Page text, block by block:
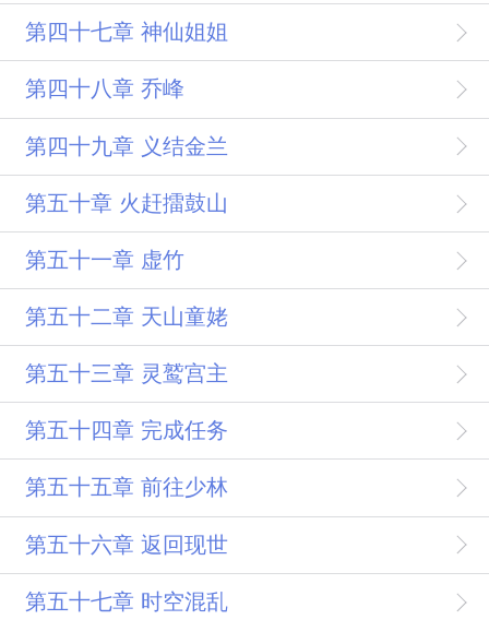
第四十七章 神仙姐姐
第四十八章 乔峰
第四十九章 义结金兰
第五十章 火赶擂鼓山
第五十一章 虚竹
第五十二章 天山童姥
第五十三章 灵鹫宫主
第五十四章 完成任务
第五十五章 前往少林
第五十六章 返回现世
第五十七章 时空混乱